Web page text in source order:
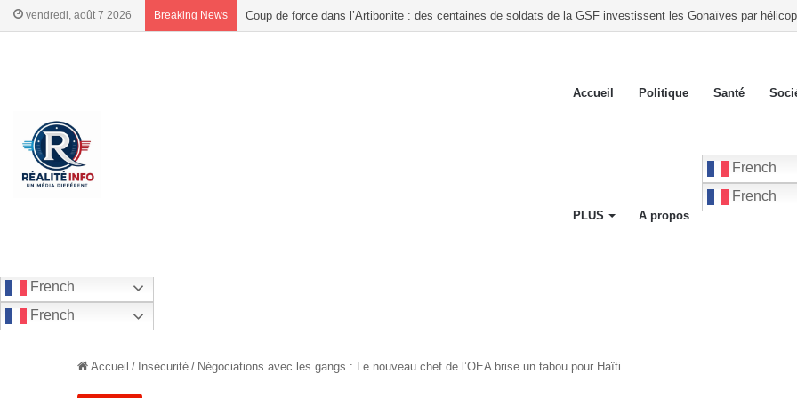
vendredi, août 7 2026 Breaking News Haïti : l’Opposition progressiste lance un « Front du Refus » contre la transition et les élections dans les
Accueil Politique Santé
PLUS A propos
French
French
French
French
Accueil / Insécurité / Négociations avec les gangs : Le nouveau chef de l’OEA brise un tabou pour Haïti